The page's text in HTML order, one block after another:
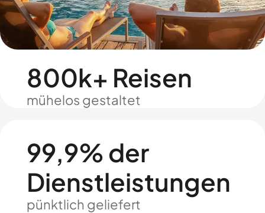
800k+ Reisen
mühelos gestaltet
99,9% der
Dienstleistungen
pünktlich geliefert